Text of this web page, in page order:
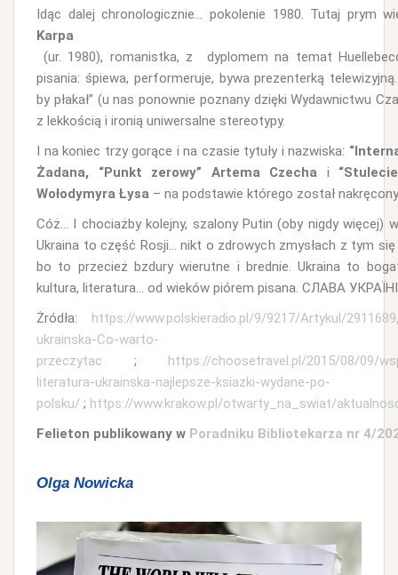
Idąc dalej chronologicznie… pokolenie 1980. Tutaj prym
Karpa
(ur. 1980), romanistka, z dyplomem na temat
pisania: śpiewa, performeruje, bywa prezenterką
by płakał” (u nas ponownie poznany dzięki Wydawnictwu
z lekkością i ironią uniwersalne stereotypy.
I na koniec trzy gorące i na czasie tytuły i nazwiska:
Żadana,
“Punkt zerowy” Artema Czecha i
Wołodymyra Łysa – na podstawie którego został
Cóż… I chociażby kolejny, szalony Putin (oby nigdy więcej)
Ukraina to część Rosji… nikt o zdrowych zmysłach z tym
bo to przecież bzdury wierutne i brednie. Ukraina to
kultura, literatura… od wieków piórem pisana. СЛАВА
Żródła: https://www.polskieradio.pl/9/9217/Artykul/
ukrainska-Co-warto-
przeczytac ; https://choosetravel.pl/2015/08/09/
literatura-ukrainska-najlepsze-ksiazki-wydane-po-
polsku/ ; https://www.krakow.pl/otwarty_na_swiat/
Felieton publikowany w Poradniku Bibliotekarza nr 4/
Olga Nowicka